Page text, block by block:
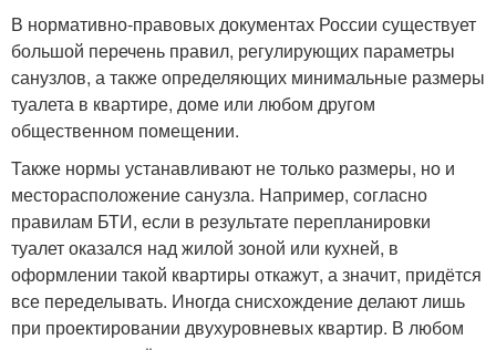
В нормативно-правовых документах России существует
большой перечень правил, регулирующих параметры
санузлов, а также определяющих минимальные размеры
туалета в квартире, доме или любом другом
общественном помещении.
Также нормы устанавливают не только размеры, но и
месторасположение санузла. Например, согласно
правилам БТИ, если в результате перепланировки
туалет оказался над жилой зоной или кухней, в
оформлении такой квартиры откажут, а значит, придётся
все переделывать. Иногда снисхождение делают лишь
при проектировании двухуровневых квартир. В любом